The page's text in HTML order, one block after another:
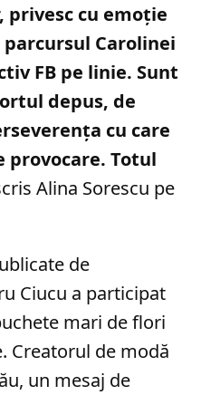
privesc cu emoție
Carolinei
FB pe linie. Sunt
depus, de
cu care
Totul
Alina Sorescu pe
de
Ciucu a participat
mari de flori
Creatorul de modă
un mesaj de